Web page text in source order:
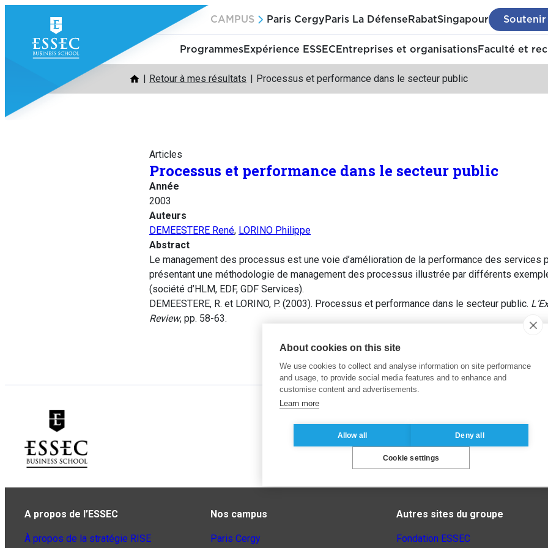
contenu
CAMPUS Paris Cergy Paris La Défense RabatSingapour Soutenir
ProgrammesExpérience ESSEC Entreprises et organisationsFaculté et
Retour à mes résultats Processus et performance dans le secteur public
Articles
Processus et performance dans le secteur public
Année
2003
Auteurs
DEMEESTERE René, LORINO Philippe
Abstract
Le management des processus est une voie d’amélioration de la performance des services
présentant une méthodologie de management des processus illustrée par différents
(société d’HLM, EDF, GDF Services).
DEMEESTERE, R. et LORINO, P. (2003). Processus et performance dans le secteur public.
Review, pp. 58-63.
A propos de l’ESSEC
À propos de la stratégie RISE
Nos campus
Paris Cergy
Autres sites du groupe
Fondation ESSEC
About cookies on this site
We use cookies to collect and analyse information on site performance
and usage, to provide social media features and to enhance and
customise content and advertisements.
Learn more
Allow all Deny all
Cookie settings